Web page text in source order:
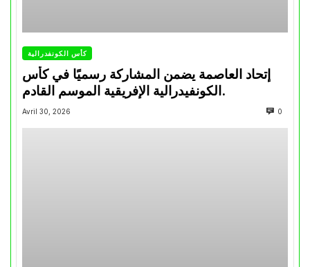
كأس الكونفدرالية
إتحاد العاصمة يضمن المشاركة رسميًا في كأس
الكونفيدرالية الإفريقية الموسم القادم.
Avril 30, 2026 0